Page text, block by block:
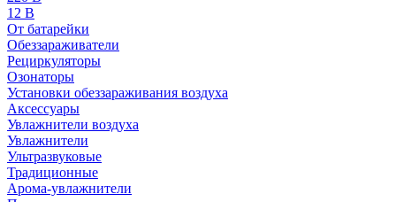
12 В
От батарейки
Обеззараживатели
Рециркуляторы
Озонаторы
Установки обеззараживания воздуха
Аксессуары
Увлажнители воздуха
Увлажнители
Ультразвуковые
Традиционные
Арома-увлажнители